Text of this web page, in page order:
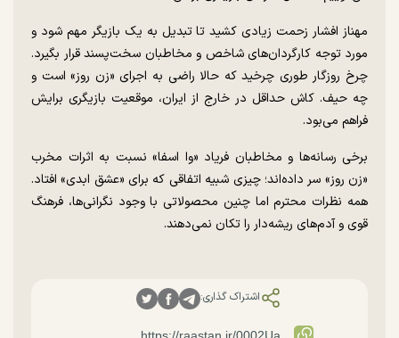
مهناز افشار زحمت زیادی کشید تا تبدیل به یک بازیگر مهم شود و
مورد توجه کارگردان‌های شاخص و مخاطبان سخت‌پسند قرار بگیرد.
چرخ روزگار طوری چرخید که حالا راضی به اجرای «زن روز» است و
چه حیف. کاش حداقل در خارج از ایران، موقعیت بازیگری برایش
فراهم می‌بود.
برخی رسانه‌ها و مخاطبان فریاد «وا اسفا» نسبت به اثرات مخرب
«زن روز» سر داده‌اند؛ چیزی شبیه اتفاقی که برای «عشق ابدی» افتاد.
همه نظرات محترم اما چنین محصولاتی با وجود نگرانی‌ها، فرهنگ
قوی و آدم‌های ریشه‌دار را تکان نمی‌دهند.‌
اشتراک گذاری: